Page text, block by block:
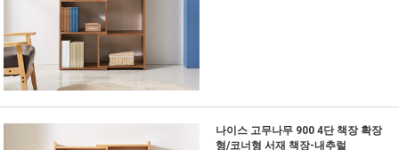
나이스 고무나무 900 4단 책장 확장
형/코너형 서재 책장-내추럴